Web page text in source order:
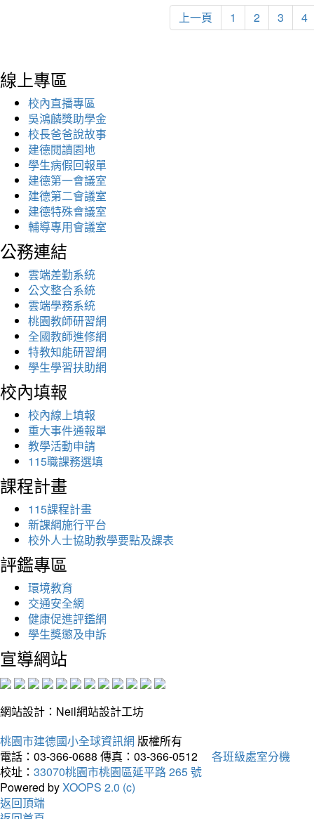
上一頁 1 2 3 4
線上專區
校內直播專區
吳鴻麟獎助學金
校長爸爸說故事
建德閱讀園地
學生病假回報單
建德第一會議室
建德第二會議室
建德特殊會議室
輔導專用會議室
公務連結
雲端差勤系統
公文整合系統
雲端學務系統
桃園教師研習網
全國教師進修網
特教知能研習網
學生學習扶助網
校內填報
校內線上填報
重大事件通報單
教學活動申請
115職課務選填
課程計畫
115課程計畫
新課綱施行平台
校外人士協助教學要點及課表
評鑑專區
環境教育
交通安全網
健康促進評鑑網
學生獎懲及申訴
宣導網站
網站設計：Neil網站設計工坊
桃園市建德國小全球資訊網 版權所有
電話：03-366-0688 傳真：03-366-0512
各班級處室分機
校址： 33070桃園市桃園區延平路 265 號
Powered byXOOPS 2.0 (c)
返回頂端